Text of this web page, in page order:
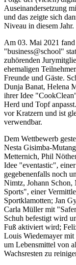
Auseinandersetzung
und das zeigte sich
Niveau in diesem Jahr.
Am 03. Mai 2021
"business@school"
zuhörenden
ehemaligen
Freunde und Gäste.
Dunja Banat, Helena
ihrer Idee
Herd und Topf
vor Kratzern und ist
verwendbar.
Dem Wettbewerb
Nesta Gisimba-
Metternich, Phil
Idee "eventastic",
gegebenenfalls noch
Nimtz, Johann
Sports", einer
Sportklamotten; Jan
Carla Müller mit
Schuh befestigt wird
Fuß aktiviert wird;
Louis Wiedemayer
um Lebensmittel von
Wachsresten zu